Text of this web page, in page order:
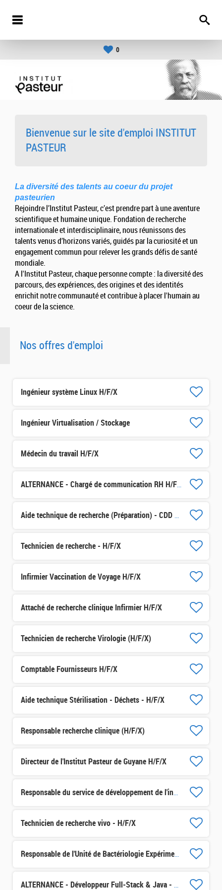
0
Bienvenue sur le site d'emploi INSTITUT
PASTEUR
La diversité des talents au coeur du projet
pasteurien
Rejoindre l’Institut Pasteur, c’est prendre part à une aventure
scientifique et humaine unique. Fondation de recherche
internationale et interdisciplinaire, nous réunissons des
talents venus d’horizons variés, guidés par la curiosité et un
engagement commun pour relever les grands défis de santé
mondiale.
A l'Institut Pasteur, chaque personne compte : la diversité des
parcours, des expériences, des origines et des identités
enrichit notre communauté et contribue à placer l'humain au
coeur de la science.
Nos offres d'emploi
Ingénieur système Linux H/F/X
Ingénieur Virtualisation / Stockage
Médecin du travail H/F/X
ALTERNANCE - Chargé de communication RH H/F/X
Aide technique de recherche (Préparation) - CDD 3 mois H/F/X
Technicien de recherche - H/F/X
Infirmier Vaccination de Voyage H/F/X
Attaché de recherche clinique Infirmier H/F/X
Technicien de recherche Virologie (H/F/X)
Comptable Fournisseurs H/F/X
Aide technique Stérilisation - Déchets - H/F/X
Responsable recherche clinique (H/F/X)
Directeur de l'Institut Pasteur de Guyane H/F/X
Responsable du service de développement de l'innovation H/F/X
Technicien de recherche vivo - H/F/X
Responsable de l'Unité de Bactériologie Expérimentale (UBE) -
ALTERNANCE - Développeur Full-Stack & Java - H/F/X